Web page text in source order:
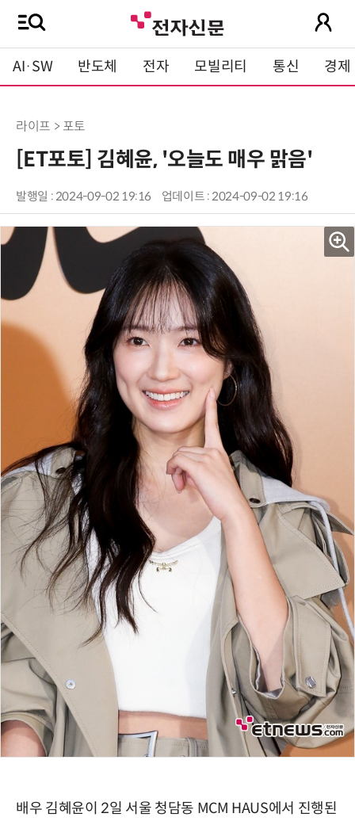
AI·SW 반도체 전자 모빌리티 통신 경제
라이프 > 포토
[ET포토] 김혜윤, '오늘도 매우 맑음'
발행일 : 2024-09-02 19:16 업데이트 : 2024-09-02 19:16
배우 김혜윤이 2일 서울 청담동 MCM HAUS에서 진행된